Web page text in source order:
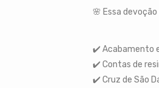
🌸 Essa
✔️ Acabamento
✔️ Contas de
✔️ Cruz de São